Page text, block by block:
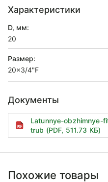
Характеристики
D, мм:
20
Размер:
20x3/4"F
Документы
Latunnye-obzhimnye-
trub (PDF, 511.73 КБ)
Похожие товары